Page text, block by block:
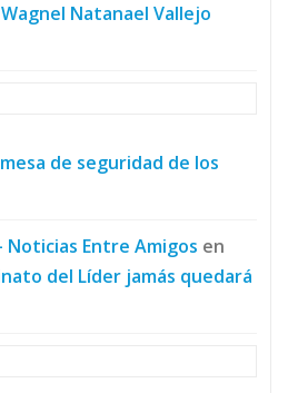
Natanael Vallejo
de seguridad de los
Noticias Entre Amigos en
del Líder jamás quedará